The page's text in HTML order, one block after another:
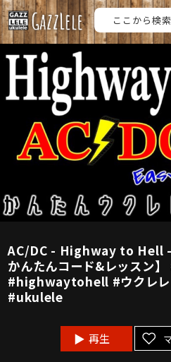
AC/DC - Highway to Hell
かんたんコード&レッスン
#highwaytohell #ウクレレ
#ukulele
再生